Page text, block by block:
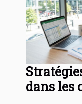
dans les